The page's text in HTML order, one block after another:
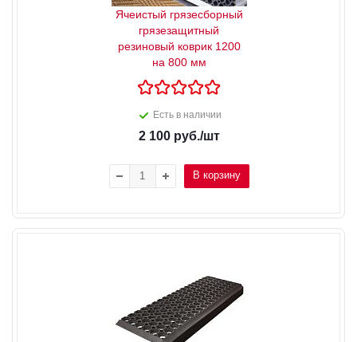
Ячеистый грязесборный
грязезащитный
резиновый коврик 1200
на 800 мм
Есть в наличии
2 100руб./шт
В корзину